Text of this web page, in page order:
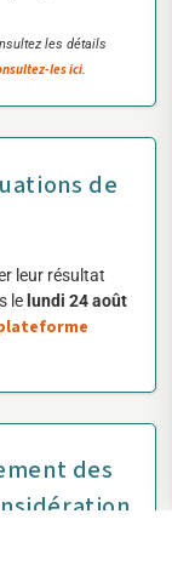
les détails
les ici.
de
leur résultat
le lundi 24 août
des